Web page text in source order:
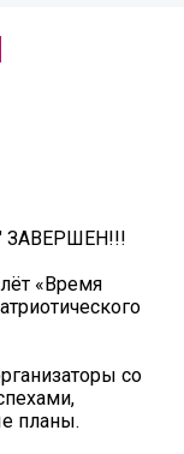
«Время
со
планы.